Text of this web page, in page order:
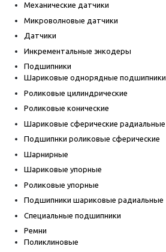
Механические датчики
Микроволновые датчики
Датчики
Инкрементальные энкодеры
Подшипники
Шариковые однорядные подшипники
Роликовые цилиндрические
Роликовые конические
Шариковые сферические радиальные
Подшипнки роликовые сферические
Шарнирные
Шариковые упорные
Роликовые упорные
Подшипники шариковые радиальные
Специальные подшипники
Ремни
Поликлиновые